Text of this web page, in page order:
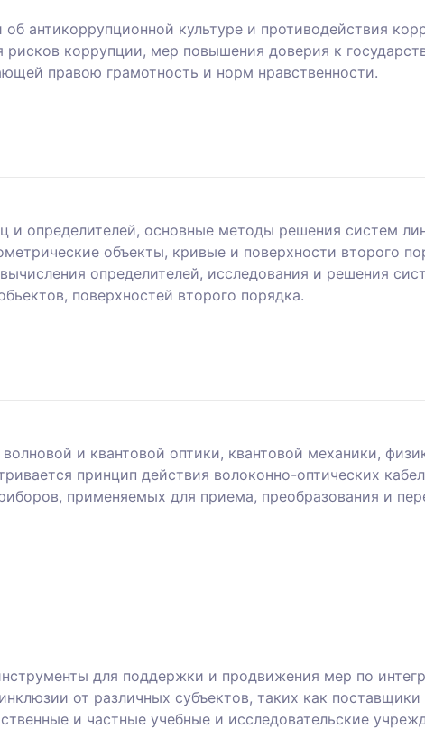
антикоррупционной культуре и противодействия
коррупции, мер повышения доверия к
правою грамотность и норм нравственности.
и определителей, основные методы решения систем
объекты, кривые и поверхности второго
определителей, исследования и решения
поверхностей второго порядка.
и квантовой оптики, квантовой механики,
принцип действия волоконно-оптических
применяемых для приема, преобразования и
для поддержки и продвижения мер по
от различных субъектов, таких как поставщики
и частные учебные и исследовательские